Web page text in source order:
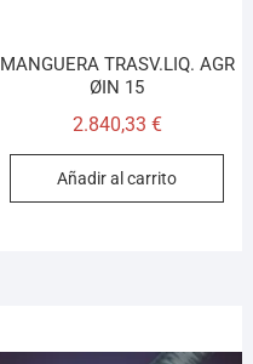
MANGUERA TRASV.LIQ. AGR
ØIN 15
2.840,33 €
Añadir al carrito